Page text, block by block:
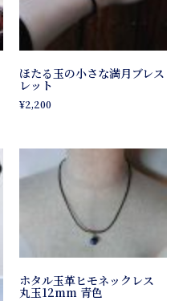
ほたる玉の小さな満月ブレス
レット
¥2,200
ホタル玉革ヒモネックレス
丸玉12mm 青色